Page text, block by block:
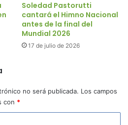
Soledad Pastorutti
cantará el Himno Nacional
antes de la final del
Mundial 2026
17 de julio de 2026
no será publicada. Los campos
con *